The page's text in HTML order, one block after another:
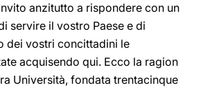
anzitutto a rispondere con un
servire il vostro Paese e di
dei vostri concittadini le
acquisendo qui. Ecco la ragion
Università, fondata trentacinque